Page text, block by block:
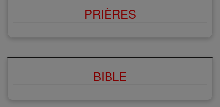
PRIÈRES
BIBLE